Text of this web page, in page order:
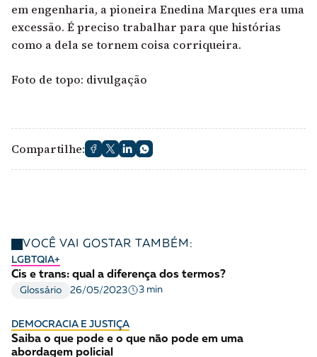
em engenharia, a pioneira Enedina Marques era uma
excessão. É preciso trabalhar para que histórias
como a dela se tornem coisa corriqueira.
Foto de topo: divulgação
Compartilhe:
VOCÊ VAI GOSTAR TAMBÉM:
LGBTQIA+
Cis e trans: qual a diferença dos termos?
Glossário 26/05/2023 3 min
DEMOCRACIA E JUSTIÇA
Saiba o que pode e o que não pode em uma
abordagem policial